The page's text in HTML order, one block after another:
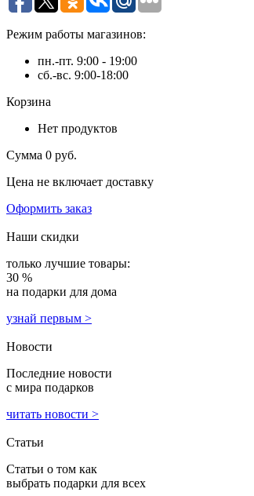
Режим работы магазинов:
пн.-пт. 9:00 - 19:00
сб.-вс. 9:00-18:00
Корзина
Нет продуктов
Сумма 0 руб.
Цена не включает доставку
Оформить заказ
Наши скидки
только лучшие товары:
30 %
на подарки для дома
узнай первым >
Новости
Последние новости
с мира подарков
читать новости >
Статьи
Статьи о том как
выбрать подарки для всех